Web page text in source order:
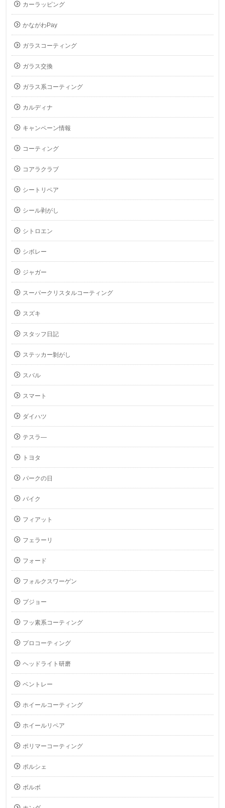
カーラッピング
かながわPay
ガラスコーティング
ガラス交換
ガラス系コーティング
カルディナ
キャンペーン情報
コーティング
コアラクラブ
シートリペア
シール剥がし
シトロエン
シボレー
ジャガー
スーパークリスタルコーティング
スズキ
スタッフ日記
ステッカー剝がし
スバル
スマート
ダイハツ
テスラ―
トヨタ
パークの日
バイク
フィアット
フェラーリ
フォード
フォルクスワーゲン
プジョー
フッ素系コーティング
プロコーティング
ヘッドライト研磨
ベントレー
ホイールコーティング
ホイールリペア
ポリマーコーティング
ポルシェ
ボルボ